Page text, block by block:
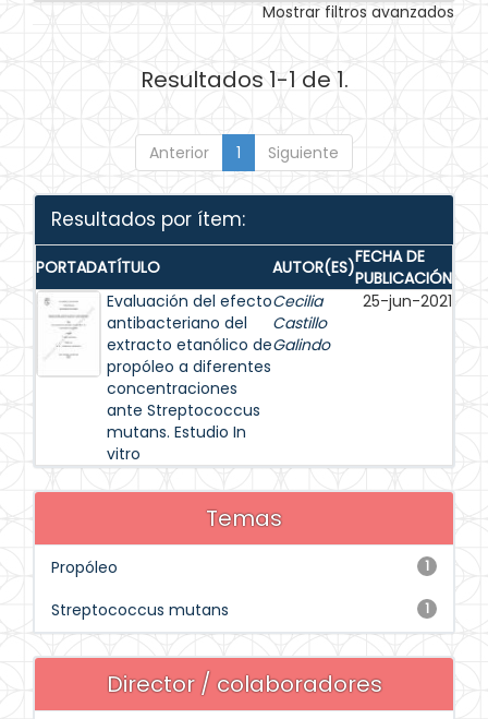
Mostrar filtros avanzados
Resultados 1-1 de 1.
Anterior 1 Siguiente
Resultados por ítem:
PORTADATÍTULO AUTOR(ES)FECHA DE
PUBLICACIÓN
Evaluación del efecto
antibacteriano del
extracto etanólico de
propóleo a diferentes
concentraciones
ante Streptococcus
mutans. Estudio In
vitro
Cecilia
Castillo
Galindo
25-jun-2021
Temas
1
Propóleo
1
Streptococcus mutans
Director / colaboradores